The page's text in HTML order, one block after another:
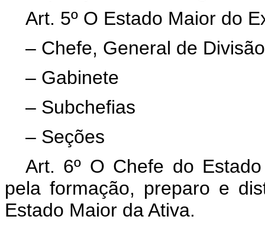
Art. 5º O Estado Maior do
– Chefe, General de Divisão
– Gabinete
– Subchefias
– Seções
Art. 6º O Chefe do
pela formação, preparo e
Estado Maior da Ativa.